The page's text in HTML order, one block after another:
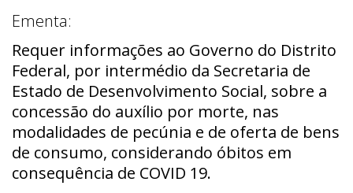
Ementa:
Requer informações ao Governo do Distrito
Federal, por intermédio da Secretaria de
Estado de Desenvolvimento Social, sobre a
concessão do auxílio por morte, nas
modalidades de pecúnia e de oferta de bens
de consumo, considerando óbitos em
consequência de COVID 19.